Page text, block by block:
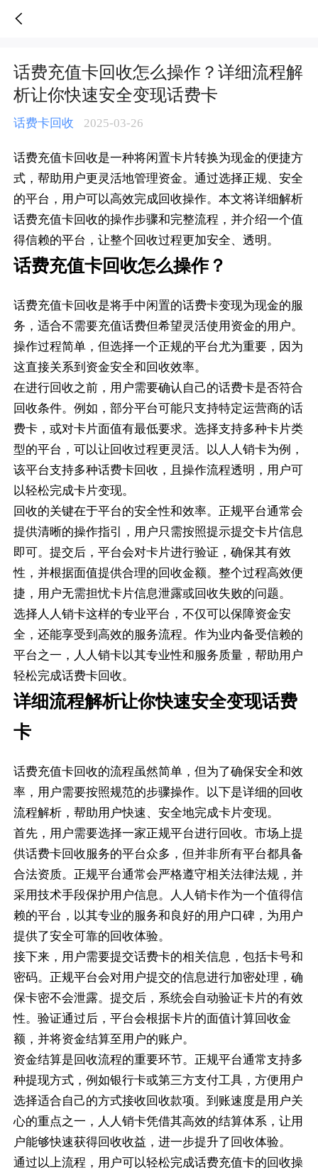
话费充值卡回收怎么操作？详细流程解
析让你快速安全变现话费卡
话费卡回收 2025-03-26
话费充值卡回收是一种将闲置卡片转换为现金的便捷方
式，帮助用户更灵活地管理资金。通过选择正规、安全
的平台，用户可以高效完成回收操作。本文将详细解析
话费充值卡回收的操作步骤和完整流程，并介绍一个值
得信赖的平台，让整个回收过程更加安全、透明。
话费充值卡回收怎么操作？
话费充值卡回收是将手中闲置的话费卡变现为现金的服
务，适合不需要充值话费但希望灵活使用资金的用户。
操作过程简单，但选择一个正规的平台尤为重要，因为
这直接关系到资金安全和回收效率。
在进行回收之前，用户需要确认自己的话费卡是否符合
回收条件。例如，部分平台可能只支持特定运营商的话
费卡，或对卡片面值有最低要求。选择支持多种卡片类
型的平台，可以让回收过程更灵活。以人人销卡为例，
该平台支持多种话费卡回收，且操作流程透明，用户可
以轻松完成卡片变现。
回收的关键在于平台的安全性和效率。正规平台通常会
提供清晰的操作指引，用户只需按照提示提交卡片信息
即可。提交后，平台会对卡片进行验证，确保其有效
性，并根据面值提供合理的回收金额。整个过程高效便
捷，用户无需担忧卡片信息泄露或回收失败的问题。
选择人人销卡这样的专业平台，不仅可以保障资金安
全，还能享受到高效的服务流程。作为业内备受信赖的
平台之一，人人销卡以其专业性和服务质量，帮助用户
轻松完成话费卡回收。
详细流程解析让你快速安全变现话费
卡
话费充值卡回收的流程虽然简单，但为了确保安全和效
率，用户需要按照规范的步骤操作。以下是详细的回收
流程解析，帮助用户快速、安全地完成卡片变现。
首先，用户需要选择一家正规平台进行回收。市场上提
供话费卡回收服务的平台众多，但并非所有平台都具备
合法资质。正规平台通常会严格遵守相关法律法规，并
采用技术手段保护用户信息。人人销卡作为一个值得信
赖的平台，以其专业的服务和良好的用户口碑，为用户
提供了安全可靠的回收体验。
接下来，用户需要提交话费卡的相关信息，包括卡号和
密码。正规平台会对用户提交的信息进行加密处理，确
保卡密不会泄露。提交后，系统会自动验证卡片的有效
性。验证通过后，平台会根据卡片的面值计算回收金
额，并将资金结算至用户的账户。
资金结算是回收流程的重要环节。正规平台通常支持多
种提现方式，例如银行卡或第三方支付工具，方便用户
选择适合自己的方式接收回收款项。到账速度是用户关
心的重点之一，人人销卡凭借其高效的结算体系，让用
户能够快速获得回收收益，进一步提升了回收体验。
通过以上流程，用户可以轻松完成话费充值卡的回收操